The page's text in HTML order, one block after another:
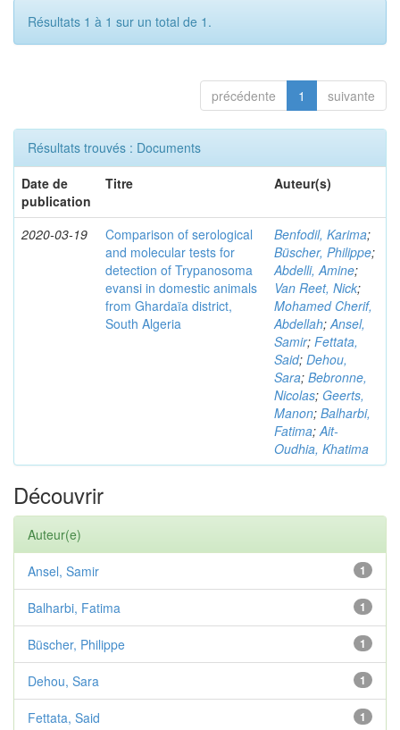
Résultats 1 à 1 sur un total de 1.
précédente 1 suivante
Résultats trouvés : Documents
Date de
publication
Titre Auteur(s)
2020-03-19
Comparison of serological
and molecular tests for
detection of Trypanosoma
evansi in domestic animals
from Ghardaïa district,
South Algeria
Benfodil, Karima;
Büscher, Philippe;
Abdelli, Amine;
Van Reet, Nick;
Mohamed Cherif,
Abdellah;Ansel,
Samir; Fettata,
Said; Dehou,
Sara; Bebronne,
Nicolas; Geerts,
Manon; Balharbi,
Fatima;Ait-
Oudhia, Khatima
Découvrir
Auteur(e)
1
Ansel, Samir
1
Balharbi, Fatima
1
Büscher, Philippe
1
Dehou, Sara
1
Fettata, Said